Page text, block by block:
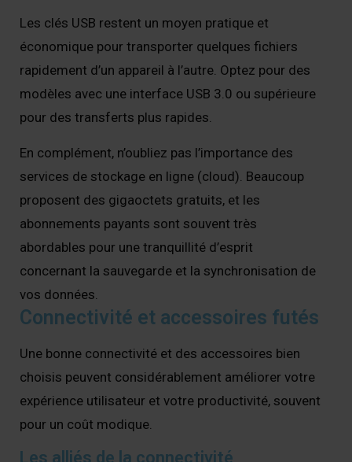
Les clés USB restent un moyen pratique et
économique pour transporter quelques fichiers
rapidement d’un appareil à l’autre. Optez pour des
modèles avec une interface USB 3.0 ou supérieure
pour des transferts plus rapides.
En complément, n’oubliez pas l’importance des
services de stockage en ligne (cloud). Beaucoup
proposent des gigaoctets gratuits, et les
abonnements payants sont souvent très
abordables pour une tranquillité d’esprit
concernant la sauvegarde et la synchronisation de
vos données.
Connectivité et accessoires futés
Une bonne connectivité et des accessoires bien
choisis peuvent considérablement améliorer votre
expérience utilisateur et votre productivité, souvent
pour un coût modique.
Les alliés de la connectivité